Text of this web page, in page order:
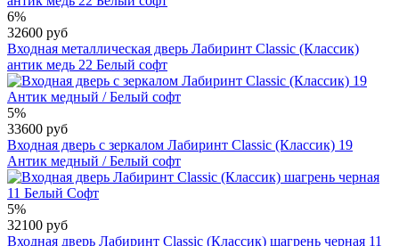
6%
32600 руб
Входная металлическая дверь Лабиринт Classic (Классик)
антик медь 22 Белый софт
5%
33600 руб
Входная дверь с зеркалом Лабиринт Classic (Классик) 19
Антик медный / Белый софт
5%
32100 руб
Входная дверь Лабиринт Classic (Классик) шагрень черная 11